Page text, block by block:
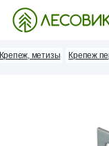
Крепеж, метизы Крепеж